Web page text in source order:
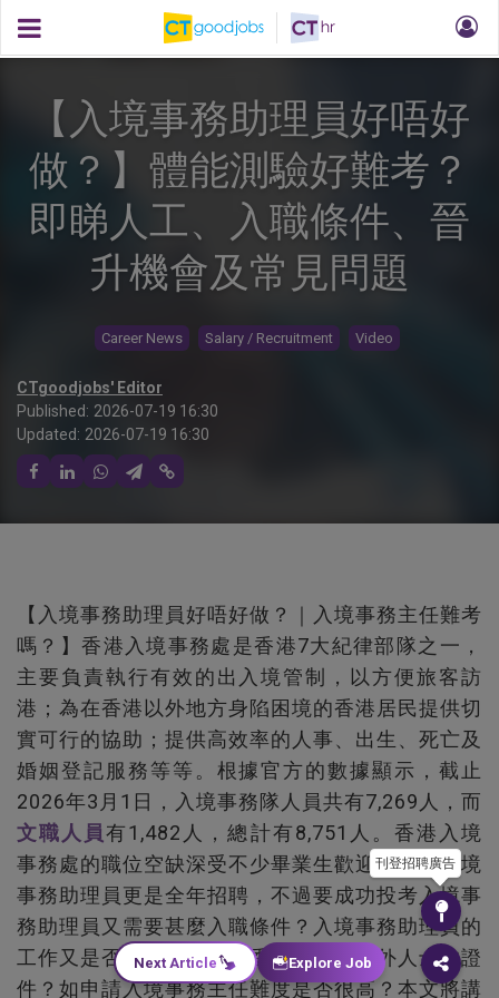
【入境事務助理員好唔好
做？】體能測驗好難考？
即睇人工、入職條件、晉
升機會及常見問題
Career News Salary / Recruitment Video
CTgoodjobs' Editor
Published: 2026-07-19 16:30
Updated: 2026-07-19 16:30
【入境事務助理員好唔好做？｜入境事務主任難考
嗎？】香港入境事務處是香港7大紀律部隊之一，
主要負責執行有效的出入境管制，以方便旅客訪
港；為在香港以外地方身陷困境的香港居民提供切
實可行的協助；提供高效率的人事、出生、死亡及
婚姻登記服務等等。根據官方的數據顯示，截止
2026年3月1日，入境事務隊人員共有7,269人，而
文職人員有1,482人，總計有8,751人。香港入境
事務處的職位空缺深受不少畢業生歡迎，當中入境
事務助理員更是全年招聘，不過要成功投考入境事
務助理員又需要甚麼入職條件？入境事務助理員的
工作又是否只在機場檢查香港居民或海外人士的證
件？如申請入境事務主任難度是否很高？本文將講
刊登招聘廣告
Next Article Explore Job